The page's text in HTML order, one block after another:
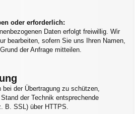
oder erforderlich:
Daten erfolgt freiwillig. Wir
bearbeiten, sofern Sie uns Ihren Namen,
der Anfrage mitteilen.
der Übertragung zu schützen,
der Technik entsprechende
B. SSL) über HTTPS.